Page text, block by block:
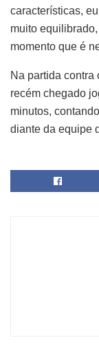
características,
muito
momento que é
Na partida contra
recém chegado
minutos,
diante da equipe